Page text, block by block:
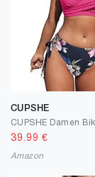
CUPSHE
39.99 €
Amazon